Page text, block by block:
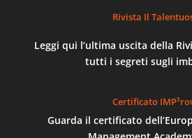
Rivista Il
Leggi qui l’ultima uscita della
tutti i segreti sugli
Certificato
Guarda il certificato